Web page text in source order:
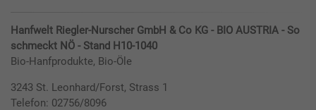
Hanfwelt Riegler-Nurscher GmbH & Co KG - BIO AUSTRIA - So
schmeckt NÖ - Stand H10-1040
Bio-Hanfprodukte, Bio-Öle
3243 St. Leonhard/Forst, Strass 1
Telefon: 02756/8096